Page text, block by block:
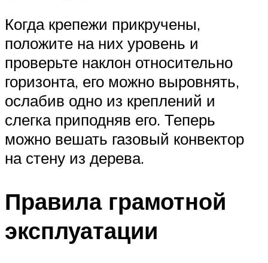
Когда крепежи прикручены,
положите на них уровень и
проверьте наклон относительно
горизонта, его можно выровнять,
ослабив одно из креплений и
слегка приподняв его. Теперь
можно вешать газовый конвектор
на стену из дерева.
Правила грамотной
эксплуатации